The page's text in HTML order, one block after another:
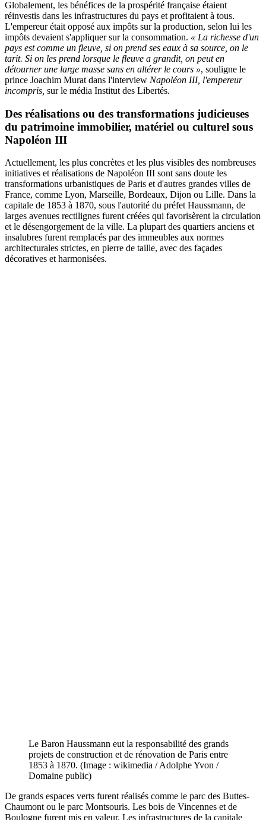
Globalement, les bénéfices de la prospérité française étaient
réinvestis dans les infrastructures du pays et profitaient à tous.
L'empereur était opposé aux impôts sur la production, selon lui les
impôts devaient s'appliquer sur la consommation. « La richesse d'un
pays est comme un fleuve, si on prend ses eaux à sa source, on le
tarit. Si on les prend lorsque le fleuve a grandit, on peut en
détourner une large masse sans en altérer le cours », souligne le
prince Joachim Murat dans l'interview Napoléon III, l'empereur
incompris, sur le média Institut des Libertés.
Des réalisations ou des transformations judicieuses
du patrimoine immobilier, matériel ou culturel sous
Napoléon III
Actuellement, les plus concrètes et les plus visibles des nombreuses
initiatives et réalisations de Napoléon III sont sans doute les
transformations urbanistiques de Paris et d'autres grandes villes de
France, comme Lyon, Marseille, Bordeaux, Dijon ou Lille. Dans la
capitale de 1853 à 1870, sous l'autorité du préfet Haussmann, de
larges avenues rectilignes furent créées qui favorisèrent la circulation
et le désengorgement de la ville. La plupart des quartiers anciens et
insalubres furent remplacés par des immeubles aux normes
architecturales strictes, en pierre de taille, avec des façades
décoratives et harmonisées.
Le Baron Haussmann eut la responsabilité des grands
projets de construction et de rénovation de Paris entre
1853 à 1870. (Image : wikimedia / Adolphe Yvon /
Domaine public)
De grands espaces verts furent réalisés comme le parc des Buttes-
Chaumont ou le parc Montsouris. Les bois de Vincennes et de
Boulogne furent mis en valeur. Les infrastructures de la capitale